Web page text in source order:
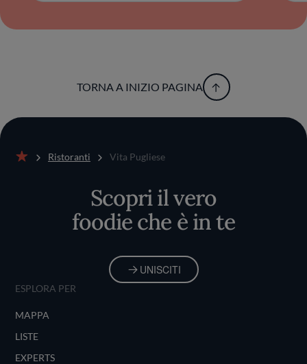
TORNA A INIZIO PAGINA
Ristoranti Vita Pugliese
Scopri il vero
foodie che è in te
UNISCITI
ESPLORA PER
MAPPA
LISTE
EXPERTS